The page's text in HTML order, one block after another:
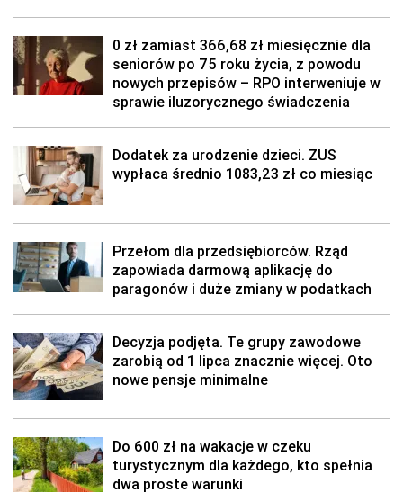
0 zł zamiast 366,68 zł miesięcznie dla
seniorów po 75 roku życia, z powodu
nowych przepisów – RPO interweniuje w
sprawie iluzorycznego świadczenia
Dodatek za urodzenie dzieci. ZUS
wypłaca średnio 1083,23 zł co miesiąc
Przełom dla przedsiębiorców. Rząd
zapowiada darmową aplikację do
paragonów i duże zmiany w podatkach
Decyzja podjęta. Te grupy zawodowe
zarobią od 1 lipca znacznie więcej. Oto
nowe pensje minimalne
Do 600 zł na wakacje w czeku
turystycznym dla każdego, kto spełnia
dwa proste warunki